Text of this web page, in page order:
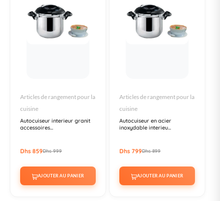
Articles de rangement pour la
cuisine
Autocuiseur interieur granit
accessoires...
Dhs 859Dhs 999
AJOUTER AU PANIER
Articles de rangement pour la
cuisine
Autocuiseur en acier
inoxydable interieu...
Dhs 799Dhs 899
AJOUTER AU PANIER